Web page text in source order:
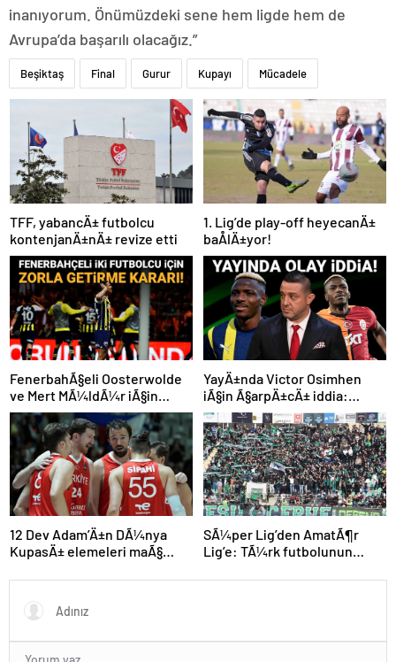
inanıyorum. Önümüzdeki sene hem ligde hem de
Avrupa’da başarılı olacağız.”
Beşiktaş Final Gurur Kupayı Mücadele
TFF, yabancÄ± futbolcu
kontenjanÄ±nÄ± revize etti
1. Lig’de play-off heyecanÄ±
baÅlÄ±yor!
FenerbahÃ§eli Oosterwolde
ve Mert MÃ¼ldÃ¼r iÃ§in
olaylÄ± derbi davasÄ±nda
zorla getirme kararÄ±
YayÄ±nda Victor Osimhen
iÃ§in Ã§arpÄ±cÄ± iddia:
“Futbol tarihinin en
bÃ¼yÃ¼k Åoku olur!”
12 Dev Adam’Ä±n DÃ¼nya
KupasÄ± elemeleri maÃ§
SÃ¼per Lig’den AmatÃ¶r
Lig’e: TÃ¼rk futbolunun
gÃ¶rdÃ¼